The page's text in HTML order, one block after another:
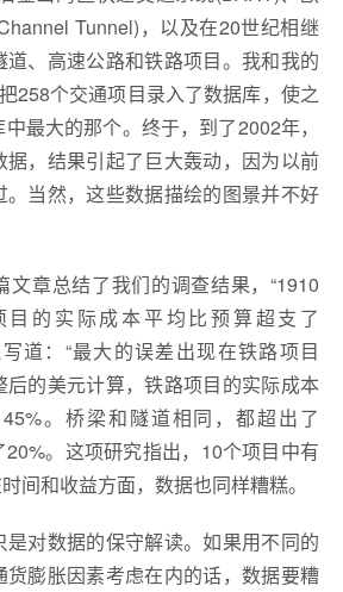
Tunnel)，以及在20世纪相继
、高速公路和铁路项目。我和我的
258个交通项目录入了数据库，使之
最大的那个。终于，到了2002年，
，结果引起了巨大轰动，因为以前
。当然，这些数据描绘的图景并不好
文章总结了我们的调查结果，“1910
的实际成本平均比预算超支了
道：“最大的误差出现在铁路项目
后的美元计算，铁路项目的实际成本
。桥梁和隧道相同，都超出了
。这项研究指出，10个项目中有
间和收益方面，数据也同样糟糕。
对数据的保守解读。如果用不同的
货膨胀因素考虑在内的话，数据要糟